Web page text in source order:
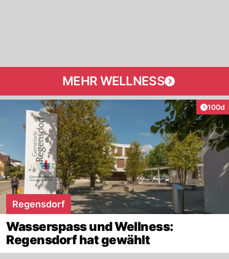
MEHR WELLNESS
100d
Regensdorf
Wasserspass und Wellness:
Regensdorf hat gewählt